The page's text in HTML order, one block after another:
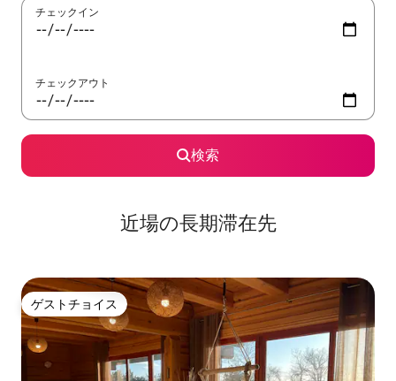
チェックイン
チェックアウト
検索
近場の長期滞在先
ゲストチョイス
ゲストチョイス